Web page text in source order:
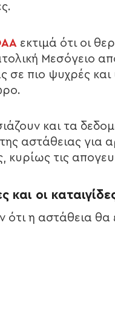
εκτιμά ότι οι
Μεσόγειο
σε πιο ψυχρές και
και τα
αστάθειας για
κυρίως τις
οι
ότι η αστάθεια θα